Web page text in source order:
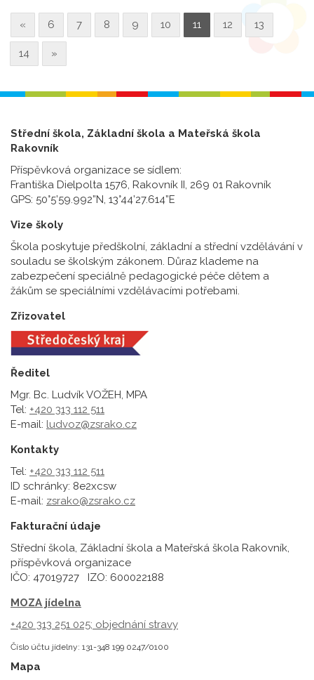
« 6 7 8 9 10 11 12 13
14 »
Střední škola, Základní škola a Mateřská škola
Rakovník
Příspěvková organizace se sídlem:
Františka Dielpolta 1576, Rakovník II, 269 01 Rakovník
GPS: 50°5’59.992”N, 13°44’27.614”E
Vize školy
Škola poskytuje předškolní, základní a střední vzdělávání v
souladu se školským zákonem. Důraz klademe na
zabezpečení speciálně pedagogické péče dětem a
žákům se speciálními vzdělávacími potřebami.
Zřizovatel
Ředitel
Mgr. Bc. Ludvík VOŽEH, MPA
Tel: +420 313 112 511
E-mail: ludvoz@zsrako.cz
Kontakty
Tel: +420 313 112 511
ID schránky: 8e2xcsw
E-mail: zsrako@zsrako.cz
Fakturační údaje
Střední škola, Základní škola a Mateřská škola Rakovník,
příspěvková organizace
IČO: 47019727 IZO: 600022188
MOZA jídelna
+420 313 251 025; objednání stravy
Číslo účtu jídelny: 131-348 199 0247/0100
Mapa